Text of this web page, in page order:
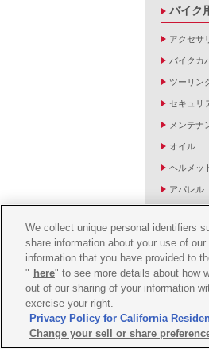
バイク
アクセサ
バイクカ
ツーリン
セキュリ
メンテナ
オイル
ヘルメッ
アパレル
バッグ
バイク雑貨
YZF R1/
We collect unique personal identifiers
share information about your use of
information that you have provided to
" here" to see more details about how
out of our sharing of your information
exercise your right.
Privacy Policy for California
Change your sell or share